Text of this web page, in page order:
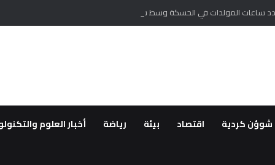
ساعات المولدات في الحسكة وسط شكاوى من الاهالي
شوؤن كردية اقتصاد بيئة رياضة أخبار العلوم